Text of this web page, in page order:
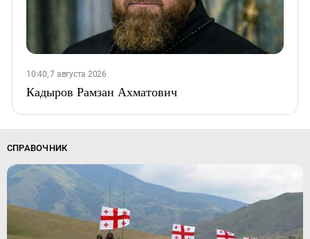
10:40, 7 августа 2026
Кадыров Рамзан Ахматович
СПРАВОЧНИК